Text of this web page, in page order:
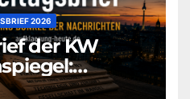
2026
der KW
de]